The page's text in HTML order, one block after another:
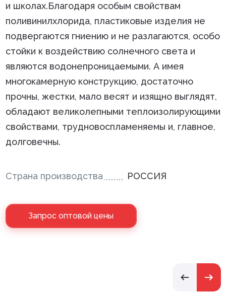
и школах.Благодаря особым свойствам
поливинилхлорида, пластиковые изделия не
подвергаются гниению и не разлагаются, особо
стойки к воздействию солнечного света и
являются водонепроницаемыми. А имея
многокамерную конструкцию, достаточно
прочны, жестки, мало весят и изящно выглядят,
обладают великолепными теплоизолирующими
свойствами, трудновоспламеняемы и, главное,
долговечны.
Страна производства РОССИЯ
Запрос оптовой цены